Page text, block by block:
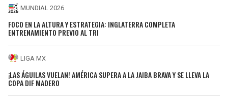
MUNDIAL 2026
FOCO EN LA ALTURA Y ESTRATEGIA: INGLATERRA COMPLETA
ENTRENAMIENTO PREVIO AL TRI
LIGA MX
¡LAS ÁGUILAS VUELAN! AMÉRICA SUPERA A LA JAIBA BRAVA Y SE LLEVA LA
COPA DIF MADERO